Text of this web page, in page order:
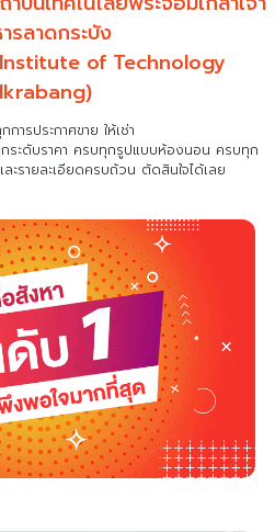
รลาดกระบัง
of Technology
การประกาศขาย ให้เช่า
ระดับราคา ครบทุกรูปแบบห้องนอน ครบทุก
ะรายละเอียดครบถ้วน ตัดสินใจได้เลย